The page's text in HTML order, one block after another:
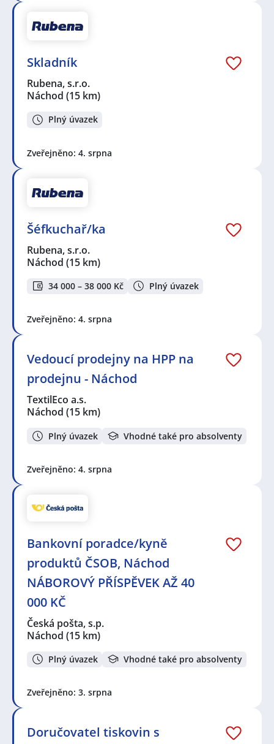
Skladník
Rubena, s.r.o.
Náchod (15 km)
Plný úvazek
Zveřejněno: 4. srpna
Šéfkuchař/ka
Rubena, s.r.o.
Náchod (15 km)
34 000 – 38 000 Kč Plný úvazek
Zveřejněno: 4. srpna
Vedoucí prodejny na HPP na
prodejnu - Náchod
TextilEco a.s.
Náchod (15 km)
Plný úvazek Vhodné také pro absolventy
Zveřejněno: 4. srpna
Bankovní poradce/kyně
produktů ČSOB, Náchod
NÁBOROVÝ PŘÍSPĚVEK AŽ 40
000 KČ
Česká pošta, s.p.
Náchod (15 km)
Plný úvazek Vhodné také pro absolventy
Zveřejněno: 3. srpna
Doručovatel tiskovin s